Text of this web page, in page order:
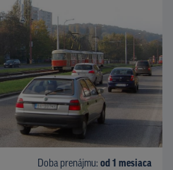
Doba prenájmu: od 1 mesiaca